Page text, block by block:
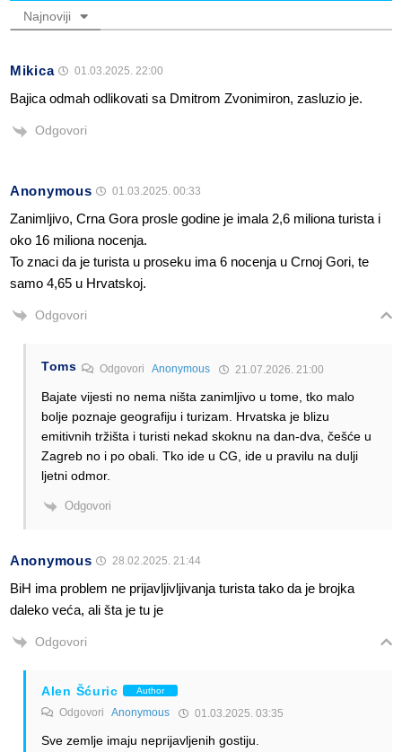
Najnoviji
Mikica 01.03.2025. 22:00
Bajica odmah odlikovati sa Dmitrom Zvonimiron, zasluzio je.
Odgovori
Anonymous 01.03.2025. 00:33
Zanimljivo, Crna Gora prosle godine je imala 2,6 miliona turista i
oko 16 miliona nocenja.
To znaci da je turista u proseku ima 6 nocenja u Crnoj Gori, te
samo 4,65 u Hrvatskoj.
Odgovori
Toms Odgovori Anonymous 21.07.2026. 21:00
Bajate vijesti no nema ništa zanimljivo u tome, tko malo
bolje poznaje geografiju i turizam. Hrvatska je blizu
emitivnih tržišta i turisti nekad skoknu na dan-dva, češće u
Zagreb no i po obali. Tko ide u CG, ide u pravilu na dulji
ljetni odmor.
Odgovori
Anonymous 28.02.2025. 21:44
BiH ima problem ne prijavljivljivanja turista tako da je brojka
daleko veća, ali šta je tu je
Odgovori
Alen Šćuric Author
Odgovori Anonymous 01.03.2025. 03:35
Sve zemlje imaju neprijavljenih gostiju.